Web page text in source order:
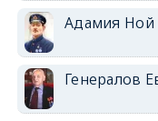
Адамия Ной
Генералов